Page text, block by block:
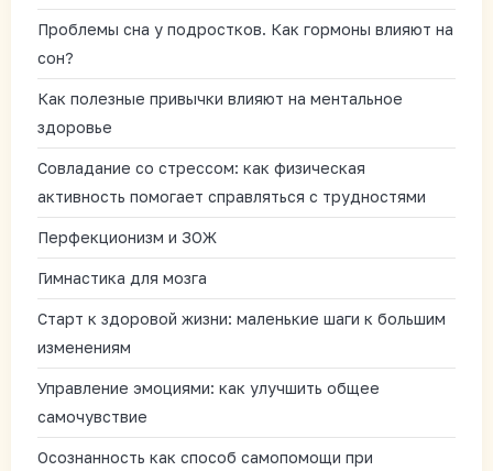
Проблемы сна у подростков. Как гормоны влияют на
сон?
Как полезные привычки влияют на ментальное
здоровье
Совладание со стрессом: как физическая
активность помогает справляться с трудностями
Перфекционизм и ЗОЖ
Гимнастика для мозга
Старт к здоровой жизни: маленькие шаги к большим
изменениям
Управление эмоциями: как улучшить общее
самочувствие
Осознанность как способ самопомощи при